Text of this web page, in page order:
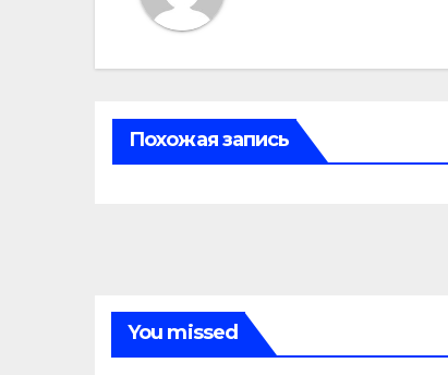
Похожая запись
You missed